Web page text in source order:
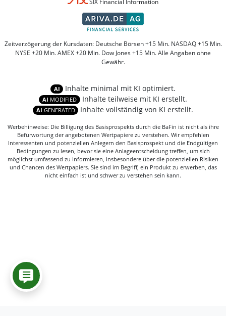
SIX Financial Information
Zeitverzögerung der Kursdaten: Deutsche Börsen +15 Min. NASDAQ +15 Min.
NYSE +20 Min. AMEX +20 Min. Dow Jones +15 Min. Alle Angaben ohne
Gewähr.
AI Inhalte minimal mit KI optimiert.
AI MODIFIED Inhalte teilweise mit KI erstellt.
AI GENERATED Inhalte vollständig von KI erstellt.
Werbehinweise: Die Billigung des Basisprospekts durch die BaFin ist nicht als ihre
Befürwortung der angebotenen Wertpapiere zu verstehen. Wir empfehlen
Interessenten und potenziellen Anlegern den Basisprospekt und die Endgültigen
Bedingungen zu lesen, bevor sie eine Anlageentscheidung treffen, um sich
möglichst umfassend zu informieren, insbesondere über die potenziellen Risiken
und Chancen des Wertpapiers. Sie sind im Begriff, ein Produkt zu erwerben, das
nicht einfach ist und schwer zu verstehen sein kann.